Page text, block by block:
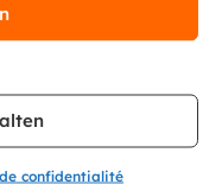
confidentialité